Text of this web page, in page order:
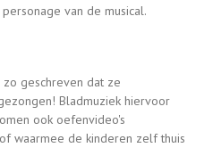
van de musical.
geschreven dat ze
Bladmuziek hiervoor
ook oefenvideo's
waarmee de kinderen zelf thuis